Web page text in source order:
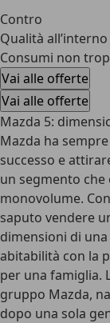
Contro
Qualità
Consumi non
Vai alle offerte
Vai alle offerte
Mazda 5:
Mazda ha
successo e
un segmento
monovolume.
saputo vendere
dimensioni di
abitabilità con la
per una famiglia.
gruppo Mazda,
dopo una sola